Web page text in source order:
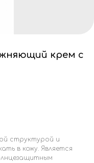
крем с
структурой и
в кожу. Является